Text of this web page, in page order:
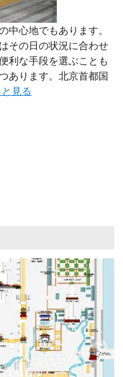
中心地でもあります。
その日の状況に合わせ
利な手段を選ぶことも
あります。北京首都国
と見る